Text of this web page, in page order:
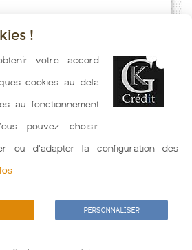
(Rosazia) toutes les semaines. Taux
partenaires bancaires. Meilleur Taux
immobilier indicatif fonction des
!
votre accord
cookies au delà
au fonctionnement
pouvez choisir
ou d'adapter la configuration des
PERSONNALISER